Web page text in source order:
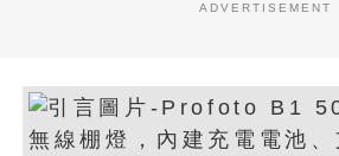
ADVERTISEMENT